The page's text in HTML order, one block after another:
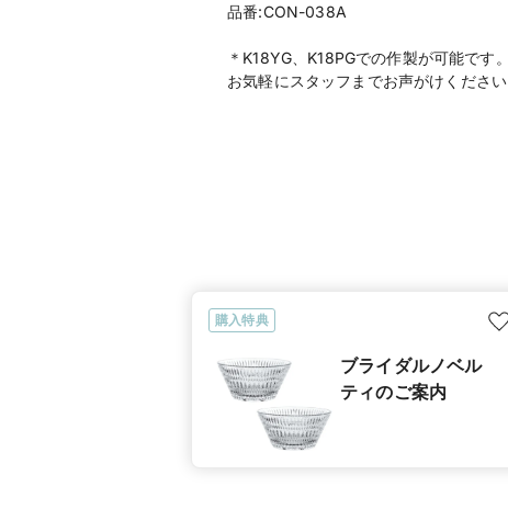
品番:CON-038A
＊K18YG、K18PGでの作製が可能です。
お気軽にスタッフまでお声がけください
購入特典
ブライダルノベル
ティのご案内